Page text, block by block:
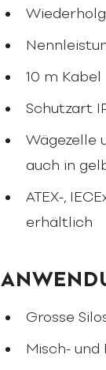
10 m Kabel
Schutzart
Wägezelle
auch in
ATEX-,
erhältlich
Grosse
Misch-